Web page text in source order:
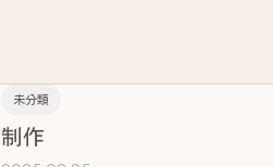
未分類
制作